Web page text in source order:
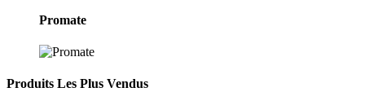
Promate
Produits Les Plus Vendus